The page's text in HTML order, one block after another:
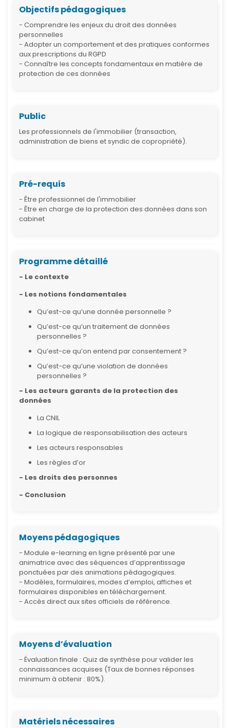
Objectifs pédagogiques
- Comprendre les enjeux du droit des données
personnelles
- Adopter un comportement et des pratiques conformes
aux prescriptions du RGPD
- Connaître les concepts fondamentaux en matière de
protection de ces données
Public
Les professionnels de l'immobilier (transaction,
administration de biens et syndic de copropriété).
Pré-requis
- Être professionnel de l'immobilier
- Être en charge de la protection des données dans son
cabinet
Programme détaillé
- Le contexte
- Les notions fondamentales
Qu’est-ce qu’une donnée personnelle ?
Qu’est-ce qu’un traitement de données
personnelles ?
Qu’est-ce qu’on entend par consentement ?
Qu’est-ce qu’une violation de données
personnelles ?
- Les acteurs garants de la protection des
données
La CNIL
La logique de responsabilisation des acteurs
Les acteurs responsables
Les règles d’or
- Les droits des personnes
- Conclusion
Moyens pédagogiques
- Module e-learning en ligne présenté par une
animatrice avec des séquences d’apprentissage
ponctuées par des animations pédagogiques.
- Modèles, formulaires, modes d’emploi, affiches et
formulaires disponibles en téléchargement.
- Accès direct aux sites officiels de référence.
Moyens d’évaluation
- Évaluation finale : Quiz de synthèse pour valider les
connaissances acquises (Taux de bonnes réponses
minimum à obtenir : 80%).
Matériels nécessaires